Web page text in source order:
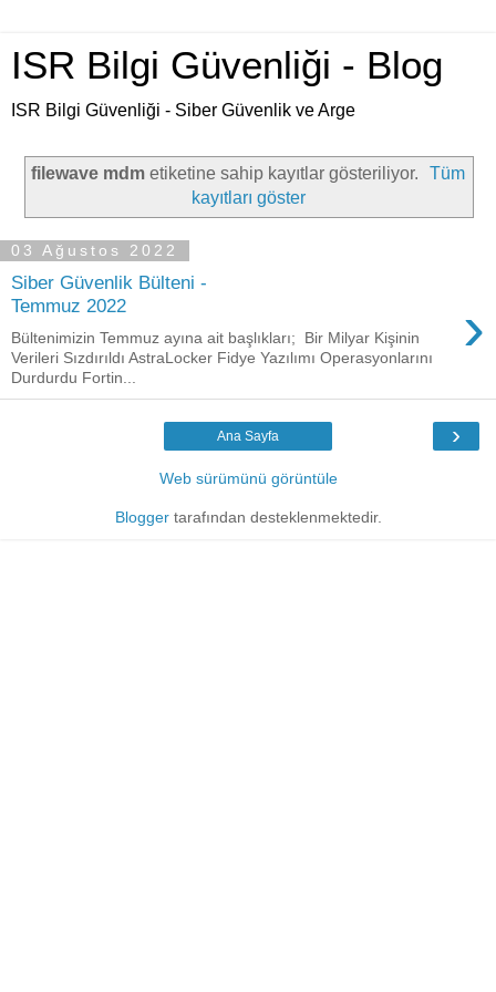
ISR Bilgi Güvenliği - Blog
ISR Bilgi Güvenliği - Siber Güvenlik ve Arge
filewave mdmetiketine sahip kayıtlar gösteriliyor.
Tüm
kayıtları göster
03 Ağustos 2022
Siber Güvenlik Bülteni -
Temmuz 2022
›
Bültenimizin Temmuz ayına ait başlıkları; Bir Milyar Kişinin
Verileri Sızdırıldı AstraLocker Fidye Yazılımı Operasyonlarını
Durdurdu Fortin...
›
Ana Sayfa
Web sürümünü görüntüle
Bloggertarafından desteklenmektedir.